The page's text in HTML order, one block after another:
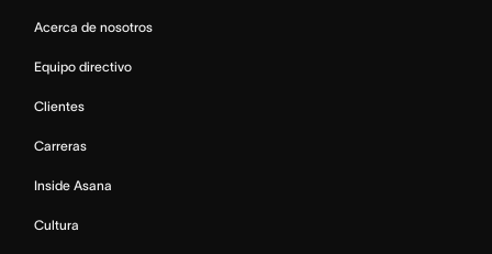
Acerca de nosotros
Equipo directivo
Clientes
Carreras
Inside Asana
Cultura